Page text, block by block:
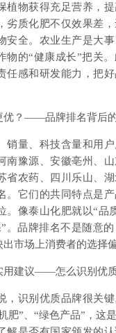
植物获得充足营养，
劣质化肥不仅效果差
安全。农业生产是大
物的“健康成长”把关
任感和研发能力，把好
优？——品牌排名背后
销量、科技含量和用
南豫源、安徽亳州、
省农药、四川乐山、
。它们的共同特点是
。像泰山化肥就以“品
。品牌排名不是随意
市场上消费者的选择偏
用建议——怎么识别优
，识别优质品牌很关
肥”、“绿色产品”，这